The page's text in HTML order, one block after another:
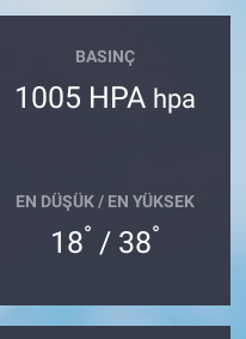
BASINÇ
1005 HPA hpa
EN DÜŞÜK / EN YÜKSEK
18° / 38°